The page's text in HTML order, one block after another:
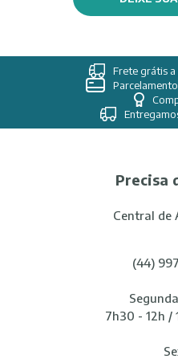
Frete grátis
Precisa
Central de
(44)
7h30 - 12h /